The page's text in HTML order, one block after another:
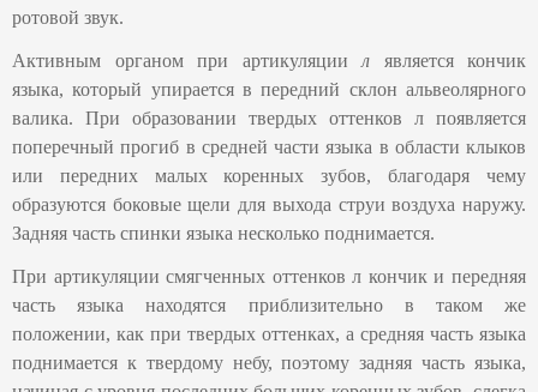
ротовой звук.
Активным органом при артикуляции л является кончик
языка, который упирается в передний склон альвеолярного
валика. При образовании твердых оттенков л появляется
поперечный прогиб в средней части языка в области клыков
или передних малых коренных зубов, благодаря чему
образуются боковые щели для выхода струи воздуха наружу.
Задняя часть спинки языка несколько поднимается.
При артикуляции смягченных оттенков л кончик и передняя
часть языка находятся приблизительно в таком же
положении, как при твердых оттенках, а средняя часть языка
поднимается к твердому небу, поэтому задняя часть языка,